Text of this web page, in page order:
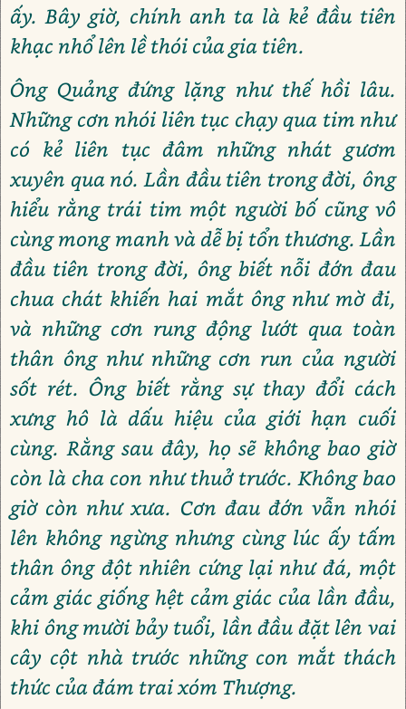
ấy. Bây giờ, chính anh ta là kẻ đầu tiên
khạc nhổ lên lề thói của gia tiên.
Ông Quảng đứng lặng như thế hồi lâu.
Những cơn nhói liên tục chạy qua tim như
có kẻ liên tục đâm những nhát gươm
xuyên qua nó. Lần đầu tiên trong đời, ông
hiểu rằng trái tim một người bố cũng vô
cùng mong manh và dễ bị tổn thương. Lần
đầu tiên trong đời, ông biết nỗi đớn đau
chua chát khiến hai mắt ông như mờ đi,
và những cơn rung động lướt qua toàn
thân ông như những cơn run của người
sốt rét. Ông biết rằng sự thay đổi cách
xưng hô là dấu hiệu của giới hạn cuối
cùng. Rằng sau đây, họ sẽ không bao giờ
còn là cha con như thuở trước. Không bao
giờ còn như xưa. Cơn đau đớn vẫn nhói
lên không ngừng nhưng cùng lúc ấy tấm
thân ông đột nhiên cứng lại như đá, một
cảm giác giống hệt cảm giác của lần đầu,
khi ông mười bảy tuổi, lần đầu đặt lên vai
cây cột nhà trước những con mắt thách
thức của đám trai xóm Thượng.